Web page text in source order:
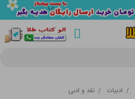
/ ادبیات / نقد و ادبی